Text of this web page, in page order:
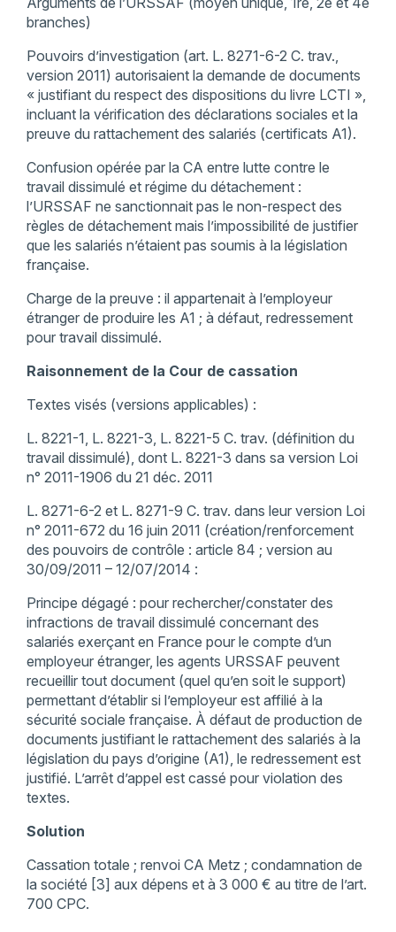
branches)
Pouvoirs d’investigation (art. L. 8271-6-2 C. trav.,
version 2011) autorisaient la demande de documents
« justifiant du respect des dispositions du livre LCTI »,
incluant la vérification des déclarations sociales et la
preuve du rattachement des salariés (certificats A1).
Confusion opérée par la CA entre lutte contre le
travail dissimulé et régime du détachement :
l’URSSAF ne sanctionnait pas le non-respect des
règles de détachement mais l’impossibilité de justifier
que les salariés n’étaient pas soumis à la législation
française.
Charge de la preuve : il appartenait à l’employeur
étranger de produire les A1 ; à défaut, redressement
pour travail dissimulé.
Raisonnement de la Cour de cassation
Textes visés (versions applicables) :
L. 8221-1, L. 8221-3, L. 8221-5 C. trav. (définition du
travail dissimulé), dont L. 8221-3 dans sa version Loi
n° 2011-1906 du 21 déc. 2011
L. 8271-6-2 et L. 8271-9 C. trav. dans leur version Loi
n° 2011-672 du 16 juin 2011 (création/renforcement
des pouvoirs de contrôle : article 84 ; version au
30/09/2011 – 12/07/2014 :
Principe dégagé : pour rechercher/constater des
infractions de travail dissimulé concernant des
salariés exerçant en France pour le compte d’un
employeur étranger, les agents URSSAF peuvent
recueillir tout document (quel qu’en soit le support)
permettant d’établir si l’employeur est affilié à la
sécurité sociale française. À défaut de production de
documents justifiant le rattachement des salariés à la
législation du pays d’origine (A1), le redressement est
justifié. L’arrêt d’appel est cassé pour violation des
textes.
Solution
Cassation totale ; renvoi CA Metz ; condamnation de
la société [3] aux dépens et à 3 000 € au titre de l’art.
700 CPC.